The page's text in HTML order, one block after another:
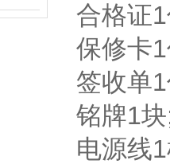
合格证
保修卡
签收单
铭牌1
电源线